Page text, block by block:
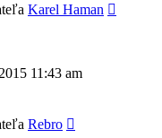
Karel Haman
11:43 am
Rebro